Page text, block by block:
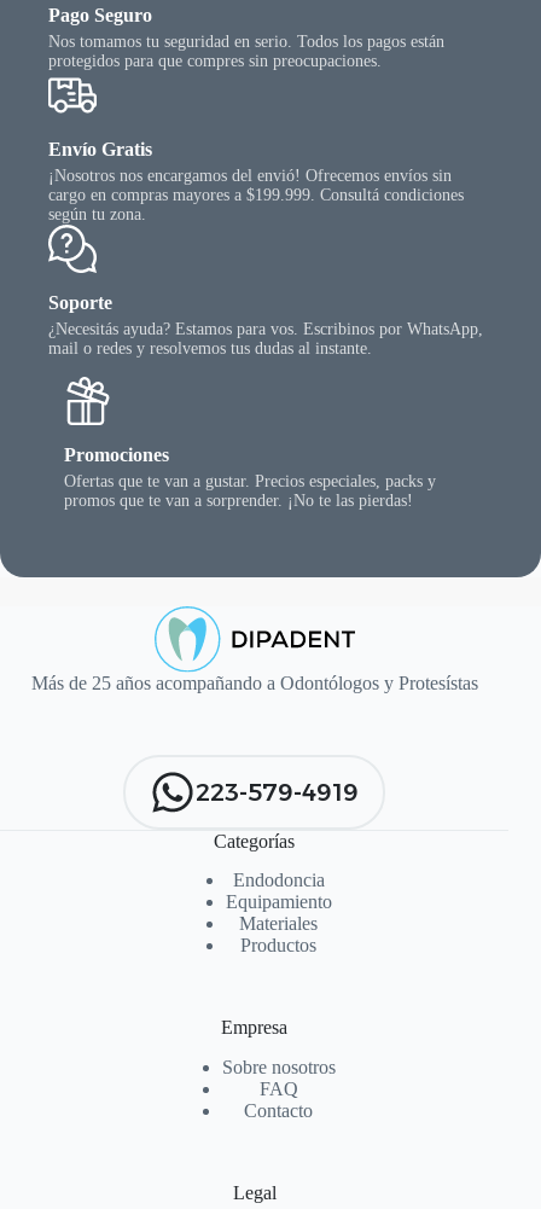
Pago Seguro
Nos tomamos tu seguridad en serio. Todos los pagos están
protegidos para que compres sin preocupaciones.
Envío Gratis
¡Nosotros nos encargamos del envió! Ofrecemos envíos sin
cargo en compras mayores a $199.999. Consultá condiciones
según tu zona.
Soporte
¿Necesitás ayuda? Estamos para vos. Escribinos por WhatsApp,
mail o redes y resolvemos tus dudas al instante.
Promociones
Ofertas que te van a gustar. Precios especiales, packs y
promos que te van a sorprender. ¡No te las pierdas!
Más de 25 años acompañando a Odontólogos y Protesístas
223-579-4919
Categorías
Endodoncia
Equipamiento
Materiales
Productos
Empresa
Sobre nosotros
FAQ
Contacto
Legal